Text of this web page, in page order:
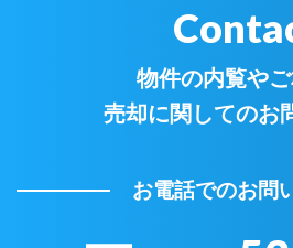
物件の内覧やご
売却に関してのお
お電話でのお問